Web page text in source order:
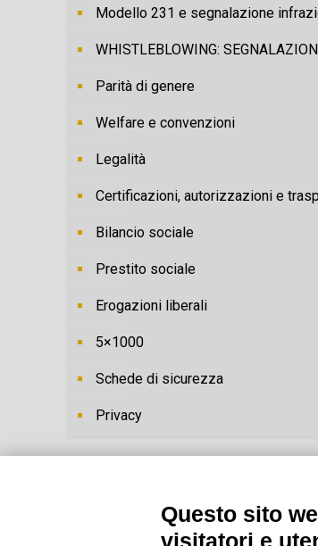
Modello 231 e segnalazione
WHISTLEBLOWING:
Parità di genere
Welfare e convenzioni
Legalità
Certificazioni, autorizzazioni e
Bilancio sociale
Prestito sociale
Erogazioni liberali
5×1000
Schede di sicurezza
Privacy
Questo sito
visitatori e